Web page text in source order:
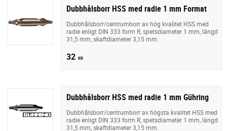
Dubbhålsborr HSS med radie 1 mm Format
Dubbhålsborr/centrumborr av hög kvalitet HSS med
radie enligt DIN 333 form R, spetsdiameter 1 mm, längd
31,5 mm, skaftdiameter 3,15 mm.
32 KR
Dubbhålsborr HSS med radie 1 mm Gühring
Dubbhålsborr/centrumborr av högsta kvalitet HSS med
radie enligt DIN 333 form R, spetsdiameter 1 mm, längd
31,5 mm, skaftdiameter 3,15 mm.